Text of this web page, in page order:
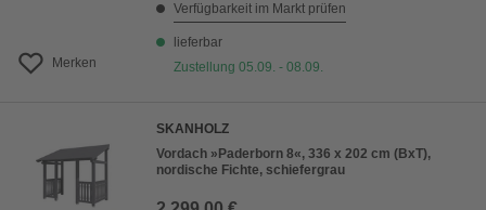
Merken
Verfügbarkeit im Markt prüfen
lieferbar
Zustellung 05.09. - 08.09.
SKANHOLZ
Vordach »Paderborn 8«, 336 x 202 cm (BxT),
nordische Fichte, schiefergrau